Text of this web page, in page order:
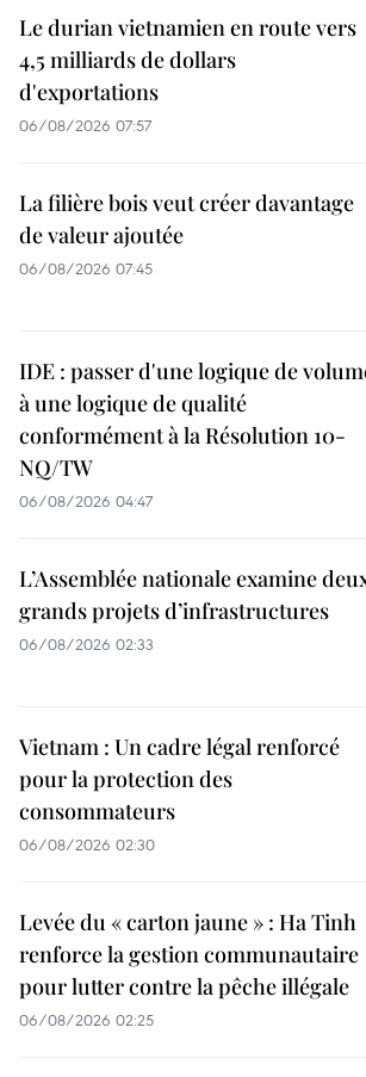
Le durian vietnamien en route vers
4,5 milliards de dollars
d'exportations
06/08/2026 07:57
La filière bois veut créer davantage
de valeur ajoutée
06/08/2026 07:45
IDE : passer d'une logique de
à une logique de qualité
conformément à la Résolution 10-
NQ/TW
06/08/2026 04:47
L’Assemblée nationale examine
grands projets d’infrastructures
06/08/2026 02:33
Vietnam : Un cadre légal renforcé
pour la protection des
consommateurs
06/08/2026 02:30
Levée du « carton jaune » : Ha Tinh
renforce la gestion communautaire
pour lutter contre la pêche illégale
06/08/2026 02:25